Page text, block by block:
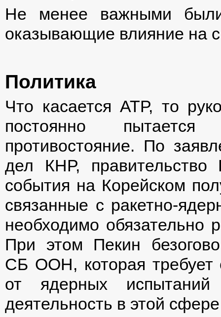
Не менее важными
оказывающие влияние на
Политика
Что касается АТР, то
постоянно пытается
противостояние. По
дел КНР, правительство
события на Корейском
связанные с ракетно-
необходимо обязательно
При этом Пекин
СБ ООН, которая требует
от ядерных
деятельность в этой